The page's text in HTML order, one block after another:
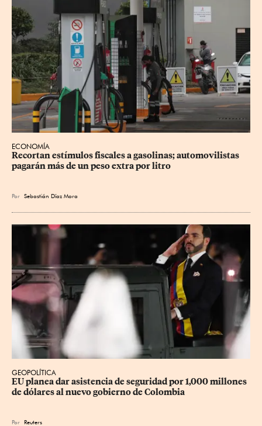
ECONOMÍA
Recortan estímulos fiscales a gasolinas; automovilistas
pagarán más de un peso extra por litro
Por Sebastián Díaz Mora
GEOPOLÍTICA
EU planea dar asistencia de seguridad por 1,000 millones
de dólares al nuevo gobierno de Colombia
Por Reuters